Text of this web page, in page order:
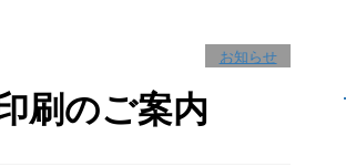
お知らせ
刷のご案内